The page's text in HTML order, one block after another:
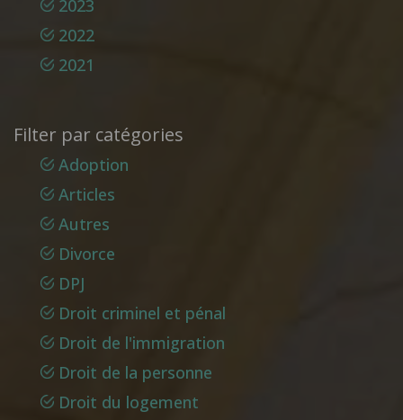
2023
2022
2021
Filter par catégories
Adoption
Articles
Autres
Divorce
DPJ
Droit criminel et pénal
Droit de l'immigration
Droit de la personne
Droit du logement